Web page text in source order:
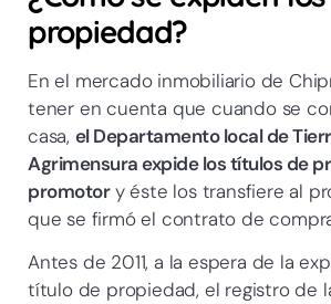
propiedad?
En el mercado inmobiliario de
tener en cuenta que cuando se
casa, el Departamento local de
Agrimensura expide los títulos de
promotory éste los transfiere al
que se firmó el contrato de
Antes de 2011, a la espera de la
título de propiedad, el registro de